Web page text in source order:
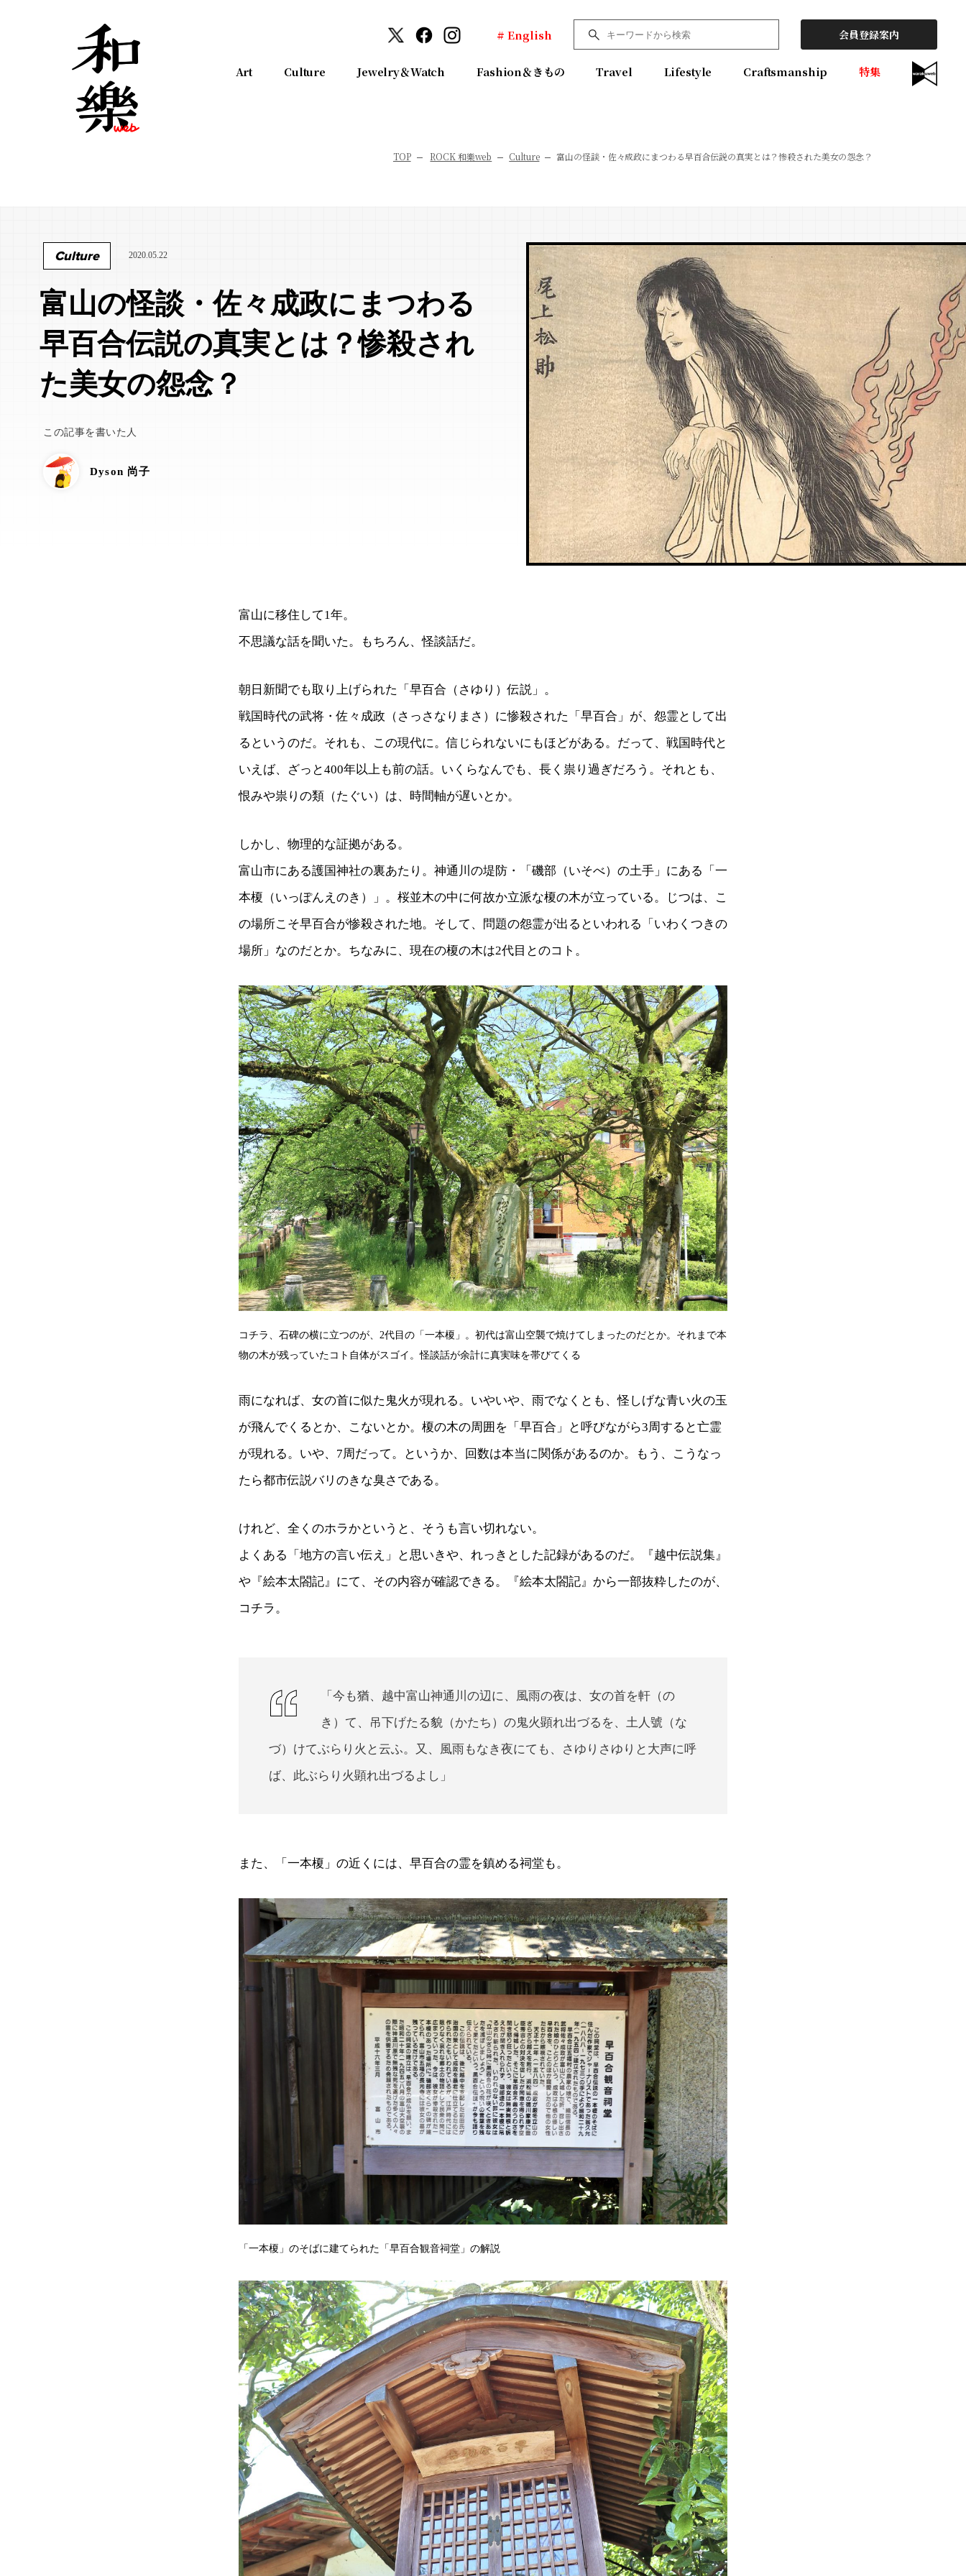
# English 会員登録案内
Art Culture Jewelry＆Watch Fashion＆きもの Travel Lifestyle Craftsmanship 特集
TOP ROCK 和樂web Culture 富山の怪談・佐々成政にまつわる早百合伝説の真実とは？惨殺された美女の怨念？
Culture 2020.05.22
富山の怪談・佐々成政にまつわる
早百合伝説の真実とは？惨殺され
た美女の怨念？
この記事を書いた人
Dyson 尚子
富山に移住して1年。
不思議な話を聞いた。もちろん、怪談話だ。
朝日新聞でも取り上げられた「早百合（さゆり）伝説」。
戦国時代の武将・佐々成政（さっさなりまさ）に惨殺された「早百合」が、怨霊として出
るというのだ。それも、この現代に。信じられないにもほどがある。だって、戦国時代と
いえば、ざっと400年以上も前の話。いくらなんでも、長く祟り過ぎだろう。それとも、
恨みや祟りの類（たぐい）は、時間軸が遅いとか。
しかし、物理的な証拠がある。
富山市にある護国神社の裏あたり。神通川の堤防・「磯部（いそべ）の土手」にある「一
本榎（いっぽんえのき）」。桜並木の中に何故か立派な榎の木が立っている。じつは、こ
の場所こそ早百合が惨殺された地。そして、問題の怨霊が出るといわれる「いわくつきの
場所」なのだとか。ちなみに、現在の榎の木は2代目とのコト。
コチラ、石碑の横に立つのが、2代目の「一本榎」。初代は富山空襲で焼けてしまったのだとか。それまで本
物の木が残っていたコト自体がスゴイ。怪談話が余計に真実味を帯びてくる
雨になれば、女の首に似た鬼火が現れる。いやいや、雨でなくとも、怪しげな青い火の玉
が飛んでくるとか、こないとか。榎の木の周囲を「早百合」と呼びながら3周すると亡霊
が現れる。いや、7周だって。というか、回数は本当に関係があるのか。もう、こうなっ
たら都市伝説バリのきな臭さである。
けれど、全くのホラかというと、そうも言い切れない。
よくある「地方の言い伝え」と思いきや、れっきとした記録があるのだ。『越中伝説集』
や『絵本太閤記』にて、その内容が確認できる。『絵本太閤記』から一部抜粋したのが、
コチラ。
「今も猶、越中富山神通川の辺に、風雨の夜は、女の首を軒（の
き）て、吊下げたる貌（かたち）の鬼火顕れ出づるを、土人號（な
づ）けてぶらり火と云ふ。又、風雨もなき夜にても、さゆりさゆりと大声に呼
ば、此ぶらり火顕れ出づるよし」
また、「一本榎」の近くには、早百合の霊を鎮める祠堂も。
「一本榎」のそばに建てられた「早百合観音祠堂」の解説